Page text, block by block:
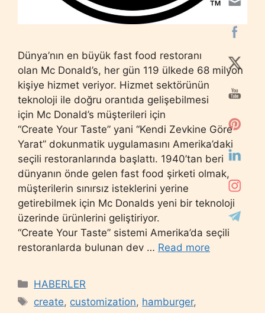
Dünya’nın en büyük fast food restoranı
olan Mc Donald’s, her gün 119 ülkede 68 milyon
kişiye hizmet veriyor. Hizmet sektörünün
teknoloji ile doğru orantıda gelişebilmesi
için Mc Donald’s müşterileri için
“Create Your Taste” yani “Kendi Zevkine Göre
Yarat” dokunmatik uygulamasını Amerika’daki
seçili restoranlarında başlattı. 1940’tan beri
dünyanın önde gelen fast food şirketi olmak,
müşterilerin sınırsız isteklerini yerine
getirebilmek için Mc Donalds yeni bir teknoloji
üzerinde ürünlerini geliştiriyor.
“Create Your Taste” sistemi Amerika’da seçili
restoranlarda bulunan dev … Read more
Categories
HABERLER
Tags
create, customization, hamburger,